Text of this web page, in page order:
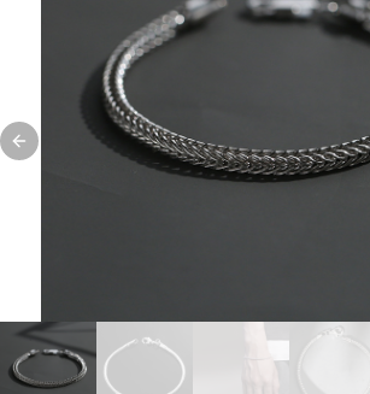
Previous slide